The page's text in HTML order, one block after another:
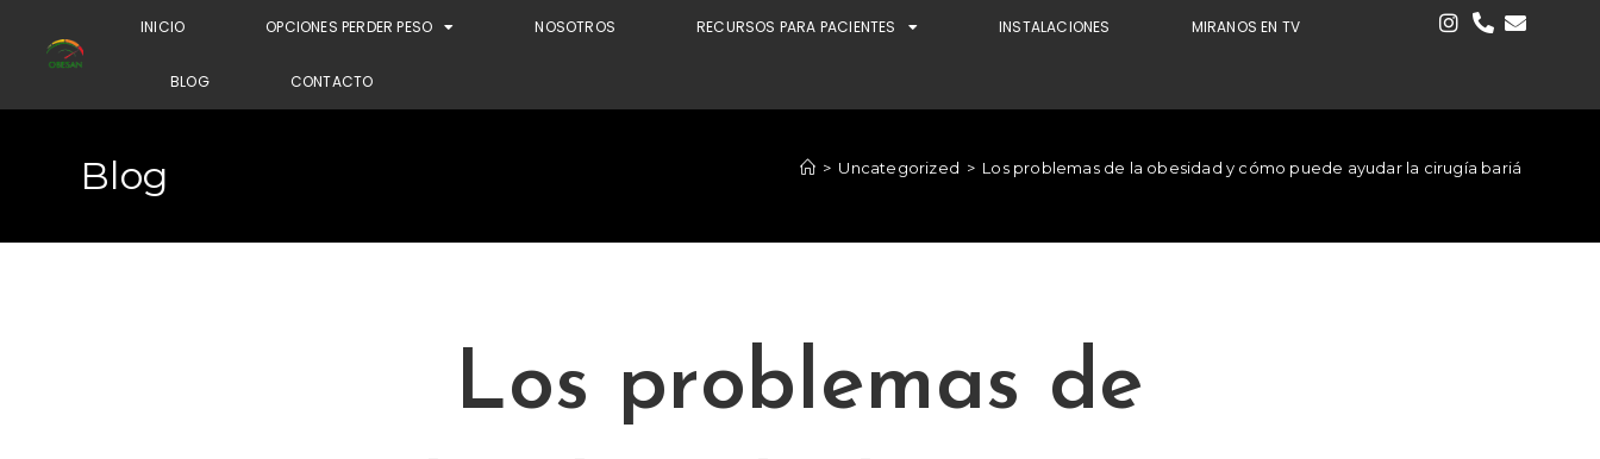
INICIO OPCIONES PERDER PESO NOSOTROS RECURSOS PARA PACIENTES INSTALACIONES MIRANOS EN TV
BLOG CONTACTO
Blog > Uncategorized > Los problemas de la obesidad y cómo puede ayudar la cirugía bariátrica
Los problemas de